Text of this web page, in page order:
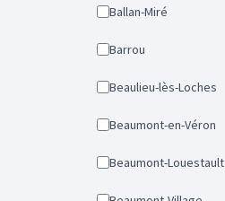
Ballan-Miré
Barrou
Beaulieu-lès-Loches
Beaumont-en-Véron
Beaumont-Louestault